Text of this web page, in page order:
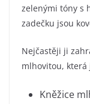
zelenými tóny s
zadečku jsou
Nejčastěji ji
mlhovitou, která
Kněžice